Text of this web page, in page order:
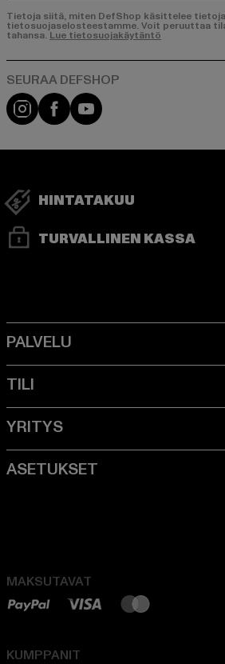
Tietoja siitä, miten DefShop käsittelee
tietosuojaselosteestamme. Voit peruuttaa
tahansa.Lue tietosuojakäytäntö
Visit our Instagram page:
Visit our Facebook page:
Visit our YouTube
HINTATAKUU
TURVALLINEN KASSA
MAKSUTAVAT
KUMPPANIT